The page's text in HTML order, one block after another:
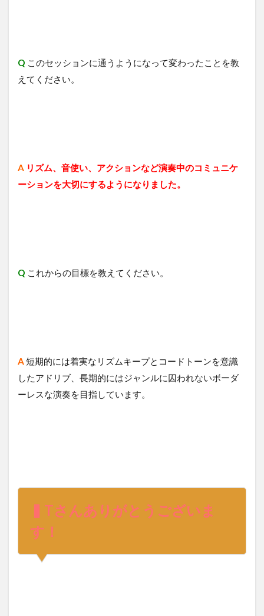
Q このセッションに通うようになって変わったことを教
えてください。
A リズム、音使い、アクションなど演奏中のコミュニケ
ーションを大切にするようになりました。
Q これからの目標を教えてください。
A短期的には着実なリズムキープとコードトーンを意識
したアドリブ、長期的にはジャンルに囚われないボーダ
ーレスな演奏を目指しています。
▍Tさんありがとうございま
す！